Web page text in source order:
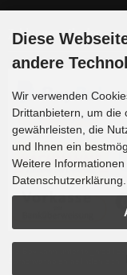
Zahlungsmethoden
Sprachvariablen befinden sich
Diese
andere
Wir verwenden
Drittanbietern, um die
gewährleisten, die
und Ihnen ein
Weitere
Datenschutzerklärung.